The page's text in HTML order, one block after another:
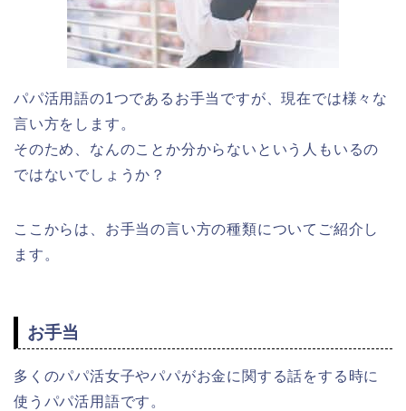
パパ活用語の1つであるお手当ですが、現在では様々な
言い方をします。
そのため、なんのことか分からないという人もいるの
ではないでしょうか？
ここからは、お手当の言い方の種類についてご紹介し
ます。
お手当
多くのパパ活女子やパパがお金に関する話をする時に
使うパパ活用語です。